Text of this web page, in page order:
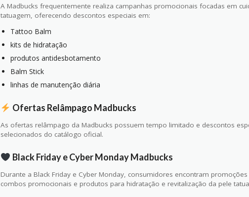
A Madbucks frequentemente realiza campanhas promocionais focadas em
tatuagem, oferecendo descontos especiais em:
Tattoo Balm
kits de hidratação
produtos antidesbotamento
Balm Stick
linhas de manutenção diária
Ofertas Relâmpago Madbucks
As ofertas relâmpago da Madbucks possuem tempo limitado e descontos
selecionados do catálogo oficial.
Black Friday e Cyber Monday Madbucks
Durante a Black Friday e Cyber Monday, consumidores encontram
combos promocionais e produtos para hidratação e revitalização da pele